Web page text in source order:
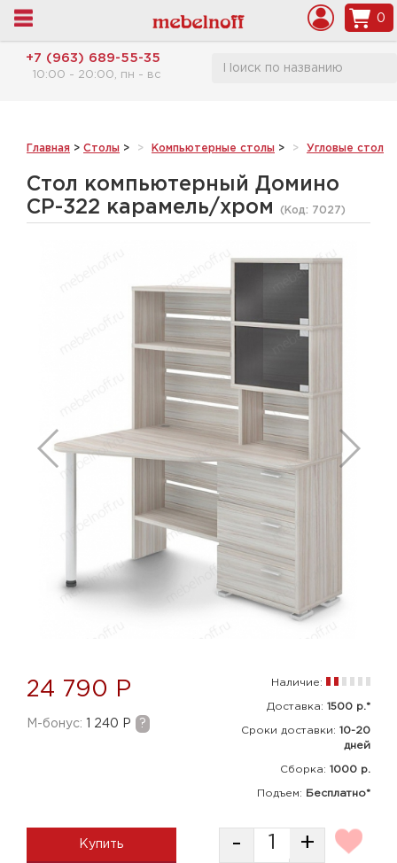
0
+7 (963) 689-55-35
10:00 - 20:00, пн - вс
Главная > Столы > Компьютерные столы > Угловые столы
Стол компьютерный Домино
СР-322 карамель/хром
(Код: 7027)
24 790 Р
M-бонус: 1 240 Р ?
Наличие:
Доставка: 1500 р.*
Сроки доставки: 10-20
дней
Сборка: 1000 р.
Подъем: Бесплатно*
Купить - +